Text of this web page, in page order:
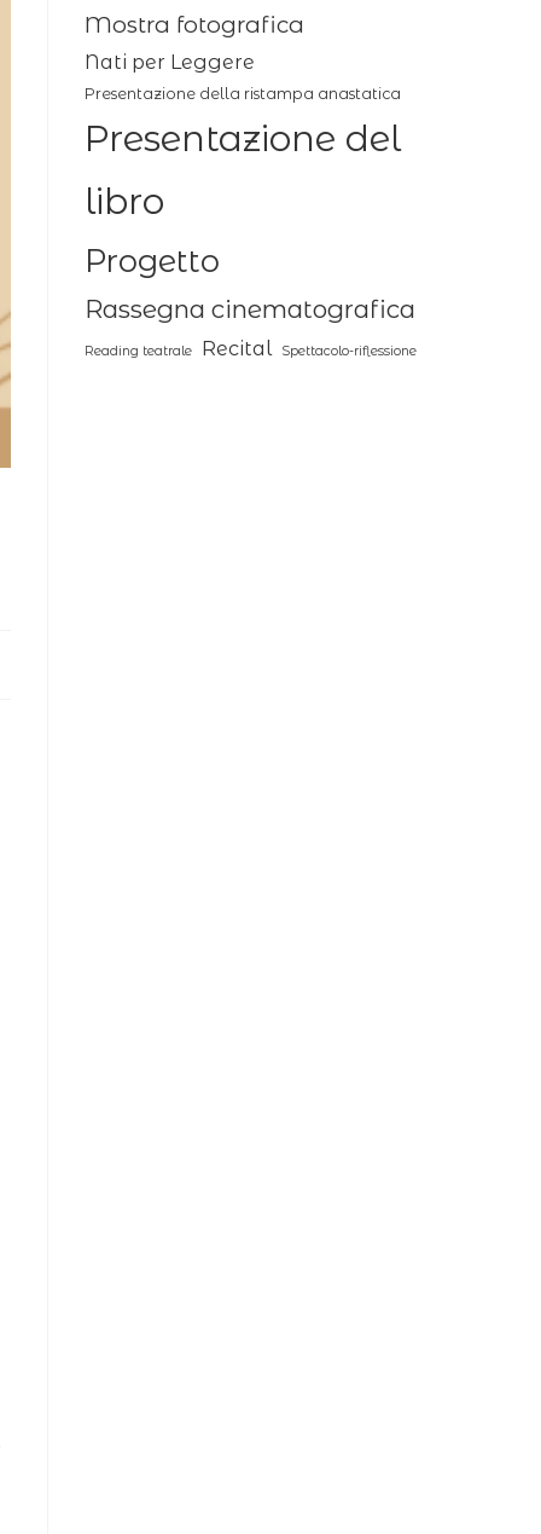
Mostra fotografica
Nati per Leggere
Presentazione della ristampa anastatica
Presentazione del
libro
Progetto
Rassegna cinematografica
Reading teatrale Recital Spettacolo-riflessione